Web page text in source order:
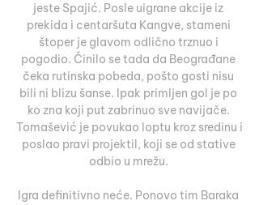
jeste Spajić. Posle uigrane akcije iz
prekida i centaršuta Kangve, stameni
štoper je glavom odlično trznuo i
pogodio. Činilo se tada da Beograđane
čeka rutinska pobeda, pošto gosti nisu
bili ni blizu šanse. Ipak primljen gol je po
ko zna koji put zabrinuo sve navijače.
Tomašević je povukao loptu kroz sredinu i
poslao pravi projektil, koji se od stative
odbio u mrežu.
Igra definitivno neće. Ponovo tim Baraka